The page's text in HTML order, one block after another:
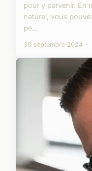
pour y parvenir. En
naturel, vous
pe...
30 septembre 2024